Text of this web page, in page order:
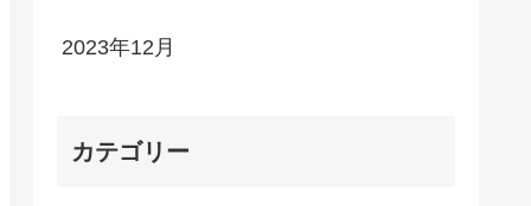
2023年12月
カテゴリー